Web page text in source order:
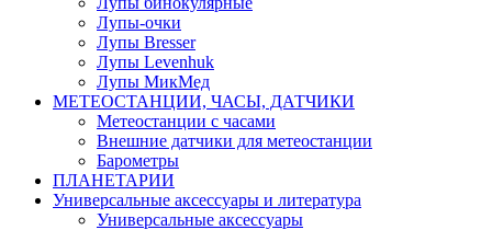
Лупы-очки
Лупы Bresser
Лупы Levenhuk
Лупы МикМед
МЕТЕОСТАНЦИИ, ЧАСЫ, ДАТЧИКИ
Метеостанции с часами
Внешние датчики для метеостанции
Барометры
ПЛАНЕТАРИИ
Универсальные аксессуары и литература
Универсальные аксессуары